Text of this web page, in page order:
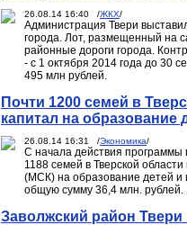
26.08.14 16:40 /ЖКХ/
Администрация Твери
города. Лот, размещенный на
районные дороги города.
- с 1 октября 2014 года до 30
495 млн рублей.
Почти 1200 семей в
капитал на образование
26.08.14 16:31 /Экономика/
С начала действия программы
1188 семей в Тверской
(МСК) на образование детей и
общую сумму 36,4 млн. рублей.
Заволжский район